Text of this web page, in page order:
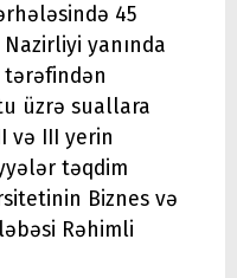
45
yanında
tərəfindən
üzrə suallara
və III yerin
təqdim
Biznes və
Rəhimli